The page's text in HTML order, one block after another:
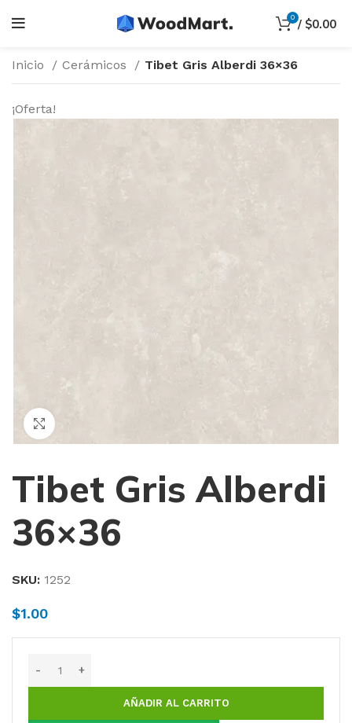
0 / $0.00
Inicio Cerámicos Tibet Gris Alberdi 36×36
¡Oferta!
Tibet Gris Alberdi
36×36
SKU: 1252
$1.00
AÑADIR AL CARRITO